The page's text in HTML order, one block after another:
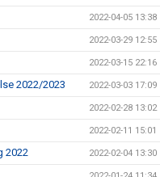
2022-04-05 13:38
2022-03-29 12:55
2022-03-15 22:16
2022/2023 2022-03-03 17:09
2022-02-28 13:02
2022-02-11 15:01
2022 2022-02-04 13:30